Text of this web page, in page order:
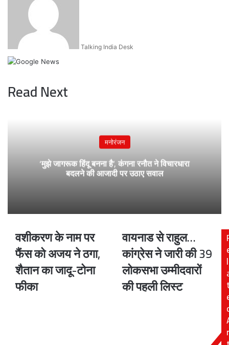
Talking India Desk
Read Next
मनोरंजन
‘मुझे जागरूक हिंदू बनना है’, कंगना रनौत ने विचारधारा
बदलने की आजादी पर उठाए सवाल
वशीकरण
नाम
पर
फैंस
को
वशीकरण के नाम पर
फैंस को अजय ने ठगा,
शैतान का जादू-टोना
फीका
वायनाड
राहुल…
कांग्रेस
ने
जारी
वायनाड से राहुल…
कांग्रेस ने जारी की 39
लोकसभा उम्मीदवारों
की पहली लिस्ट
l
r